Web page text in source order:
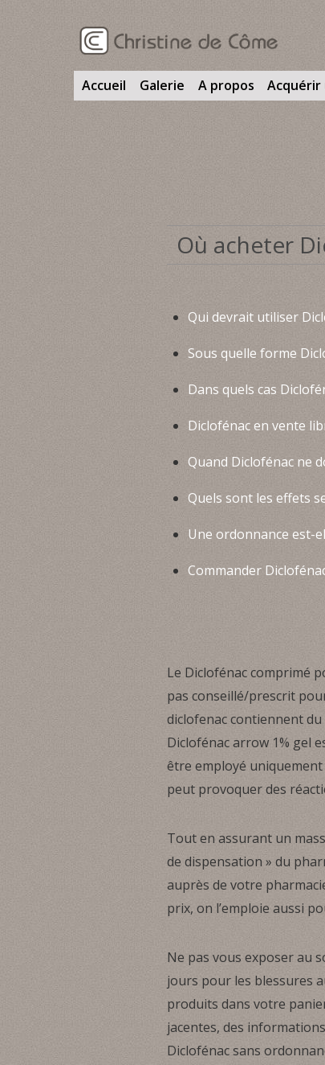
Accueil Galerie A propos
Où acheter
Qui devrait utiliser
Sous quelle forme
Dans quels cas
Diclofénac en vente
Quand Diclofénac ne
Quels sont les effets
Une ordonnance est-
Commander
Le Diclofénac comprimé
pas conseillé/prescrit
diclofenac contiennent
Diclofénac arrow 1% gel
être employé
peut provoquer des
Tout en assurant un
de dispensation » du
auprès de votre
prix, on l’emploie aussi
Ne pas vous exposer au
jours pour les blessures
produits dans votre
jacentes, des
Diclofénac sans